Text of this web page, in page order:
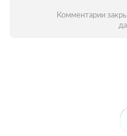
Комментарии